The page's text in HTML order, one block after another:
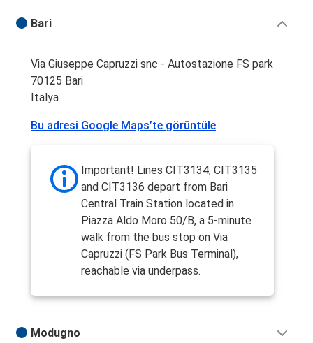
Bari
Via Giuseppe Capruzzi snc - Autostazione FS park
70125 Bari
İtalya
Bu adresi Google Maps’te görüntüle
Important! Lines CIT3134, CIT3135
and CIT3136 depart from Bari
Central Train Station located in
Piazza Aldo Moro 50/B, a 5-minute
walk from the bus stop on Via
Capruzzi (FS Park Bus Terminal),
reachable via underpass.
Modugno